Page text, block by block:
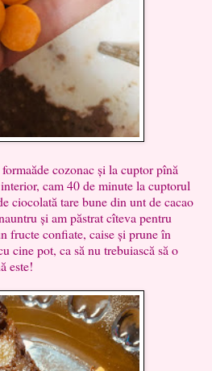
cozonac și la cuptor pînă
cam 40 de minute la cuptorul
ciocolată tare bune din unt de cacao
și am păstrat cîteva pentru
fructe confiate, caise și prune în
cine pot, ca să nu trebuiască să o
este!